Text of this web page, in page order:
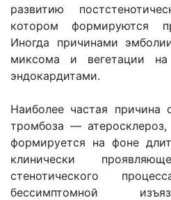
развитию
котором формируются
Иногда причинами
миксома и вегетации
эндокардитами.
Наиболее частая причина
тромбоза —
формируется на фоне
клинически
стенотического
бессимптомной